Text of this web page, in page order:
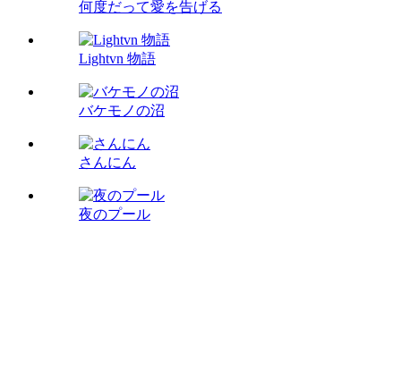
何度だって愛を告げる
Lightvn 物語
バケモノの沼
さんにん
夜のプール